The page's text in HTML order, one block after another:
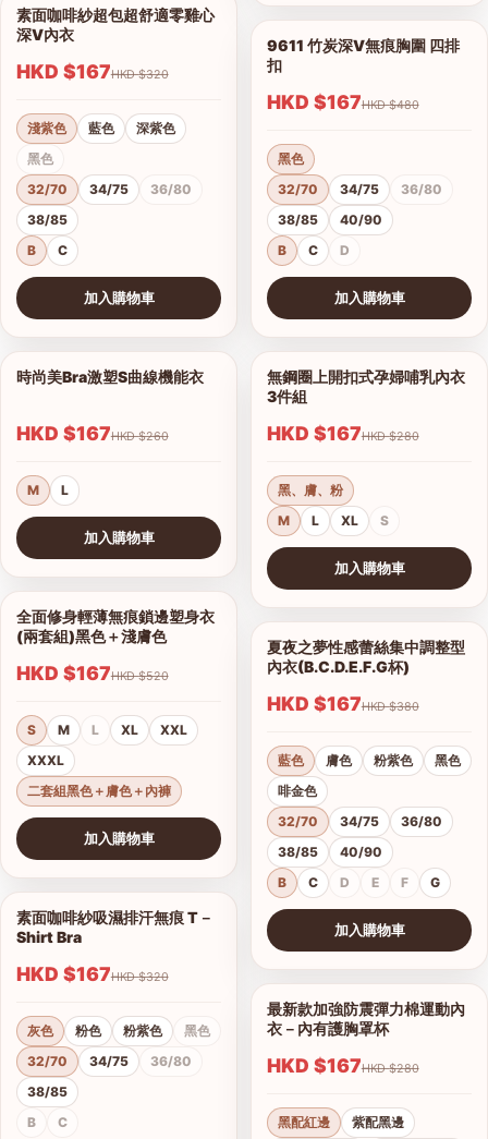
1/14
素面咖啡紗超包超舒適零雞心
深V內衣
HKD $167 HKD $320
淺紫色 藍色
深紫色
黑色
32/70
34/75
36/80
38/85
B
C
加入購物車
1/2
查看圖片
時尚美Bra激塑S曲線機能衣
HKD $167 HKD $260
M L
加入購物車
1/10
查看圖片
全面修身輕薄無痕鎖邊塑身衣
(兩套組)黑色＋淺膚色
HKD $167 HKD $520
S M L XL
XXL
XXXL
二套組黑色＋膚色＋內褲
加入購物車
1/17
查看圖片
素面咖啡紗吸濕排汗無痕 T－
Shirt Bra
HKD $167 HKD $320
灰色 粉色 粉紫色
黑色
32/70
34/75
36/80
38/85
B
C
1/7
9611 竹炭深V無痕胸圍 四排
扣
HKD $167 HKD $480
黑色
32/70
34/75
36/80
38/85
40/90
B
C D
加入購物車
1/3
查看圖片
無鋼圈上開扣式孕婦哺乳內衣
3件組
HKD $167 HKD $280
黑、膚、粉
M
L XL S
加入購物車
1/15
查看圖片
夏夜之夢性感蕾絲集中調整型
內衣(B.C.D.E.F.G杯)
HKD $167 HKD $380
藍色 膚色 粉紫色
黑色
啡金色
32/70
34/75
36/80
38/85
40/90
B
C D E F G
加入購物車
1/11
查看圖片
最新款加強防震彈力棉運動內
衣－內有護胸罩杯
HKD $167 HKD $280
黑配紅邊
紫配黑邊
港澳中文